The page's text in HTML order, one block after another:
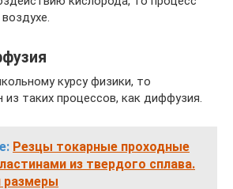
курсу физики, то
из таких процессов, как диффузия.
Резцы токарные проходные
из твердого сплава.
размеры